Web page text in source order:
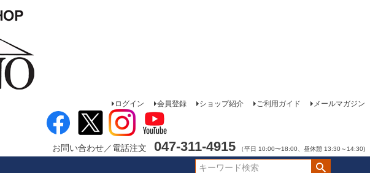
ログイン 会員登録 ショップ紹介 ご利用ガイド メールマガジン
お問い合わせ／電話注文 047-311-4915 （平日 10:00〜18:00、昼休憩 13:30～14:30)